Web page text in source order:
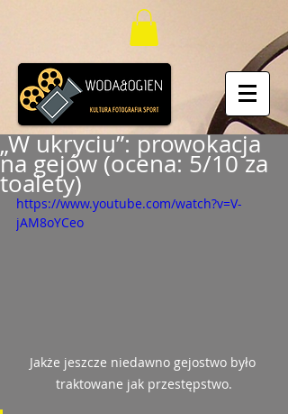
„W ukryciu”: prowokacja
na gejów (ocena: 5/10 za
toalety)
https://www.youtube.com/watch?v=V-
jAM8oYCeo
Jakże jeszcze niedawno gejostwo było
traktowane jak przestępstwo.